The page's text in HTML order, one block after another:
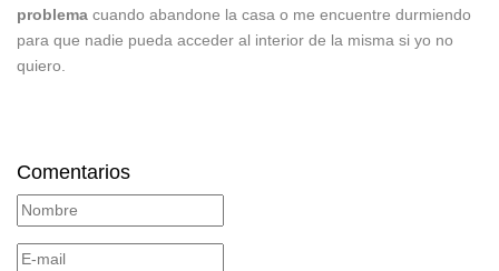
problema cuando abandone la casa o me encuentre durmiendo
para que nadie pueda acceder al interior de la misma si yo no
quiero.
Comentarios